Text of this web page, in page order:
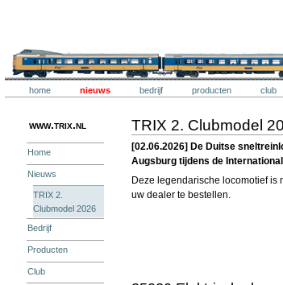
naar
navigatie
Onderdelen
home nieuws bedrijf producten club
Persoonlijke
www.trix.nl
Home
Nieuws
TRIX 2.
Clubmodel 2026
Bedrijf
Producten
Club
TRIX 2. Clubmodel
[02.06.2026] De Duitse
Augsburg tijdens de
Deze legendarische locomotief is
uw dealer te bestellen.